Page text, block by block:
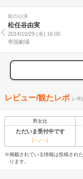
前の公演
松任谷由実
2014/10/29 (水) 16:00
帝国劇場
レビュー/観たレポ (--件)
男女比
ただいま受付中です
[---／---]
※掲載されている情報は投稿され
ります。